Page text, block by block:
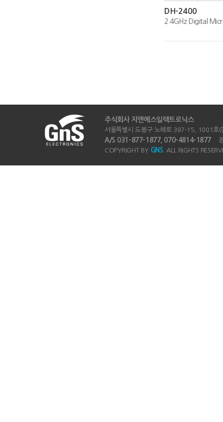
DH-2400
2.4GHz Digital
주식회사 지앤에스일렉트로닉스
서울특별시 도봉구 노해로 397-15,
A/S 031-877-1877, 070-4814-1877경
COPYRIGHT BY GNS . ALL RIGHTS